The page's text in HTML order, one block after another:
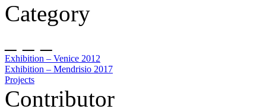
Category
Exhibition – Venice 2012
Exhibition – Mendrisio 2017
Projects
Contributor